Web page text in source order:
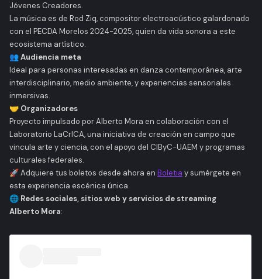
Jóvenes Creadores.
La música es de Rod Ziq, compositor electroacústico galardonado
con el PECDA Morelos 2024-2025, quien da vida sonora a este
ecosistema artístico.
👥 Audiencia meta
Ideal para personas interesadas en danza contemporánea, arte
interdisciplinario, medio ambiente, y experiencias sensoriales
inmersivas.
🤝 Organizadores
Proyecto impulsado por Alberto Mora en colaboración con el
Laboratorio LaCrICA, una iniciativa de creación en campo que
vincula arte y ciencia, con el apoyo del CIByC-UAEM y programas
culturales federales.
🚀Adquiere tus boletos desde ahora en Boletia y sumérgete en
esta experiencia escénica única.
🌐 Redes sociales, sitios web y servicios de streaming
Alberto Mora: